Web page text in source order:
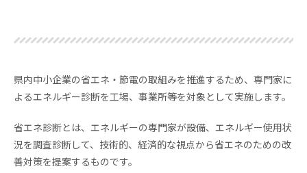
県内中小企業の省エネ・節電の取組みを推進するため、専門家に
よるエネルギー診断を工場、事業所等を対象として実施します。
省エネ診断とは、エネルギーの専門家が設備、エネルギー使用状
況を調査診断して、技術的、経済的な視点から省エネのための改
善対策を提案するものです。